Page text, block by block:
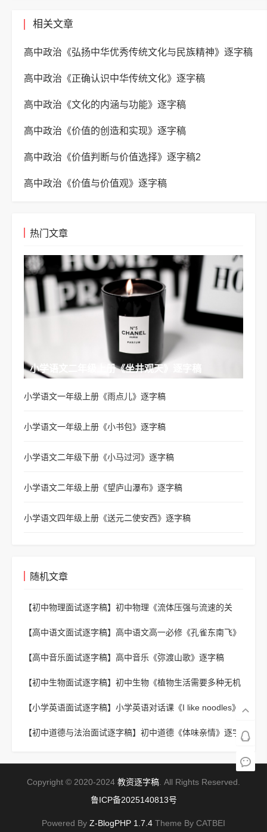
相关文章
高中政治《弘扬中华优秀传统文化与民族精神》逐字稿
高中政治《正确认识中华传统文化》逐字稿
高中政治《文化的内涵与功能》逐字稿
高中政治《价值的创造和实现》逐字稿
高中政治《价值判断与价值选择》逐字稿2
高中政治《价值与价值观》逐字稿
热门文章
小学语文二年级上册《坐井观天》逐字稿
小学语文一年级上册《雨点儿》逐字稿
小学语文一年级上册《小书包》逐字稿
小学语文二年级下册《小马过河》逐字稿
小学语文二年级上册《望庐山瀑布》逐字稿
小学语文四年级上册《送元二使安西》逐字稿
随机文章
【初中物理面试逐字稿】 初中物理《流体压强与流速的关
【高中语文面试逐字稿】 高中语文高一必修《孔雀东南飞》
【高中音乐面试逐字稿】 高中音乐《弥渡山歌》逐字稿
【初中生物面试逐字稿】 初中生物《植物生活需要多种无机
【小学英语面试逐字稿】 小学英语对话课《I like noodles》
【初中道德与法治面试逐字稿】 初中道德《体味亲情》逐字
Copyright © 2020-2024 教资逐字稿. All Rights Reserved.
鲁ICP备2025140813号
Powered By Z-BlogPHP 1.7.4 Theme By CATBEI